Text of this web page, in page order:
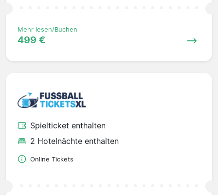
Mehr lesen/Buchen
499 €
Spielticket enthalten
2 Hotelnächte enthalten
Online Tickets